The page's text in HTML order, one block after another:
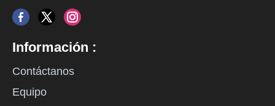
Información :
Contáctanos
Equipo